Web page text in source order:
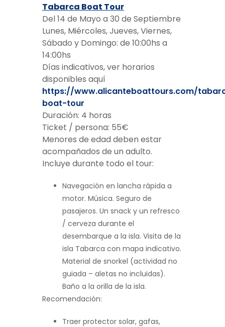
Tabarca Boat Tour
Del 14 de Mayo a 30 de Septiembre
Lunes, Miércoles, Jueves, Viernes,
Sábado y Domingo: de 10:00hs a
14:00hs
Días indicativos, ver horarios
disponibles aquí
https://www.alicanteboattours.com/
boat-tour
Duración: 4 horas
Ticket / persona: 55€
Menores de edad deben estar
acompañados de un adulto.
Incluye durante todo el tour:
Navegación en lancha rápida a
motor. Música. Seguro de
pasajeros. Un snack y un refresco
/ cerveza durante el
desembarque a la isla. Visita de la
isla Tabarca con mapa indicativo.
Material de snorkel (actividad no
guiada – aletas no incluidas).
Baño a la orilla de la isla.
Recomendación:
Traer protector solar, gafas,